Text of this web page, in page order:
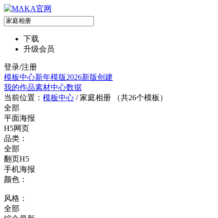
下载
升级会员
登录/注册
模板中心新年模版2026新版创建
我的作品素材中心数据
当前位置： 模板中心 /家庭相册 （共26个模板）
全部
平面海报
H5网页
品类：
全部
翻页H5
手机海报
颜色：
风格：
全部